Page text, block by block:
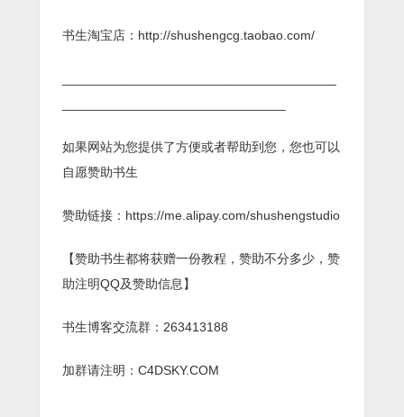
书生淘宝店：http://shushengcg.taobao.com/
如果网站为您提供了方便或者帮助到您，您也可以
自愿赞助书生
赞助链接：https://me.alipay.com/shushengstudio
【赞助书生都将获赠一份教程，赞助不分多少，赞
助注明QQ及赞助信息】
书生博客交流群：263413188
加群请注明：C4DSKY.COM